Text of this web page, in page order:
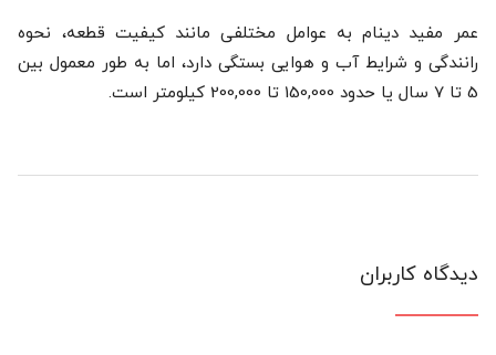
عمر مفید دینام به عوامل مختلفی مانند کیفیت قطعه، نحوه
رانندگی و شرایط آب و هوایی بستگی دارد، اما به طور معمول بین
5 تا 7 سال یا حدود 150,000 تا 200,000 کیلومتر است.
دیدگاه کاربران